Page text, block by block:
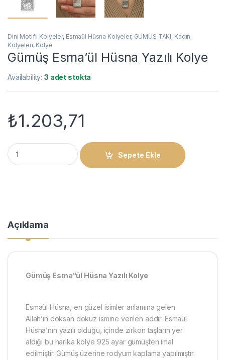
Dini Motifli Kolyeler, Esmaül Hüsna Kolyeler, GÜMÜŞ TAKI, Kadın
Kolyeleri, Kolye
Gümüş Esma’ül Hüsna Yazılı Kolye
Availability:3 adet stokta
₺1.203,71
Gümüş Esma’ül Hüsna Yazılı Kolye quantity
Sepete Ekle
Açıklama
Gümüş Esma"ül Hüsna Yazılı Kolye
Esmaül Hüsna, en güzel isimler anlamına gelen
Allah’ın doksan dokuz ismine verilen addır. Esmaül
Hüsna’nın yazılı olduğu, içinde zirkon taşların yer
aldığı bu harika kolye 925 ayar gümüşten imal
edilmiştir. Gümüş üzerine rodyum kaplama yapılmıştır.